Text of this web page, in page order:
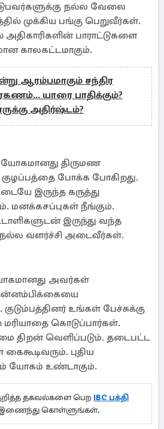
நல்ல வேலை
முக்கிய பங்கு பெறுவீர்கள்.
பாராட்டுகளை
காலகட்டமாகும்.
ஆரம்பமாகும் சந்திர
யாரை பாதிக்கும்?
அதிர்ஷ்டம்?
யோகமானது திருமண
போக்க போகிறது.
இருந்த கருத்து
மனக்கசப்புகள் நீங்கும்.
இருந்து வந்த
வளர்ச்சி அடைவீர்கள்.
அவர்கள்
உங்கள் பேச்சுக்கு
மரியாதை கொடுப்பார்கள்.
திறன் வெளிப்படும். தடைபட்ட
கைகூடிவரும். புதிய
யோகம் உண்டாகும்.
தகவல்களை பெற IBC பக்தி
கொள்ளுங்கள்.